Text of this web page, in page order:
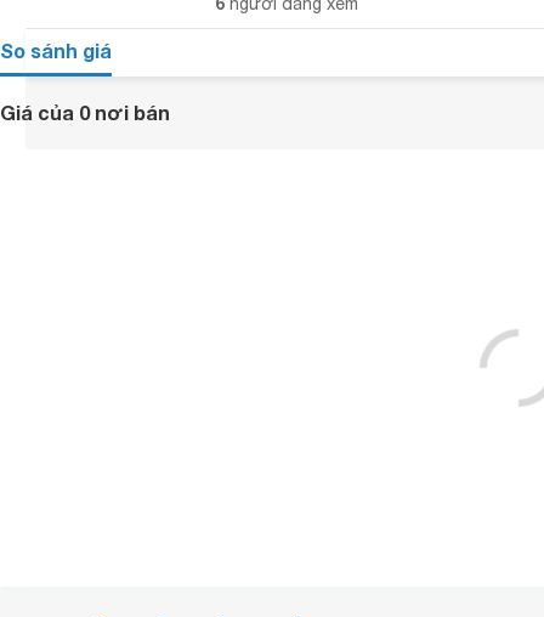
So sánh giá
Giá của 0 nơi bán